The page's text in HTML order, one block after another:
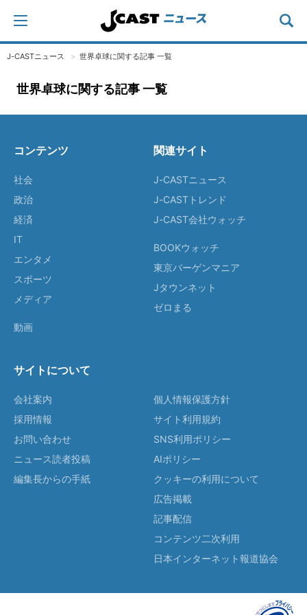
J-CASTニュース 世界卓球に関する記事 一覧
世界卓球に関する記事 一覧
コンテンツ
社会
政治
経済
IT
エンタメ
スポーツ
メディア
動画
関連サイト
J-CASTニュース
J-CASTトレンド
J-CAST会社ウォッチ
BOOKウォッチ
東京バーゲンマニア
Jタウンネット
ゼロまる
サイトについて
会社案内
採用情報
お問い合わせ
ニュース読者投稿
編集長からの手紙
個人情報保護方針
サイト利用規約
SNS利用ポリシー
AIポリシー
クッキーの利用について
広告掲載
記事配信
コンテンツ二次利用
日本インターネット報道協会